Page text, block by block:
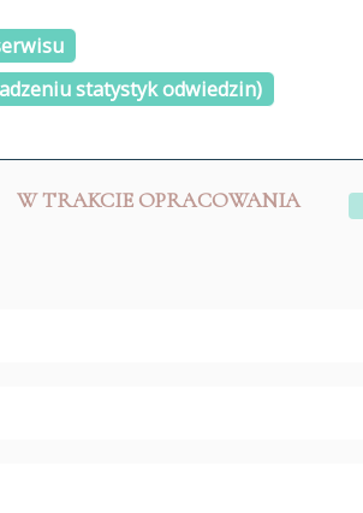
statystyk odwiedzin)
Ł M
W TRAKCIE OPRACOWANIA